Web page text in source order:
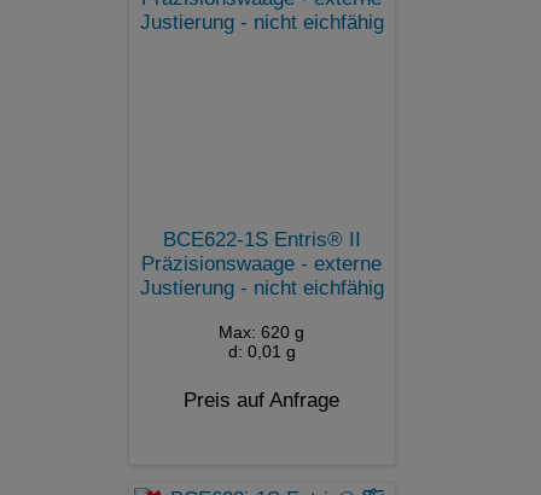
BCE622-1S Entris® II
Präzisionswaage - externe
Justierung - nicht eichfähig
Max: 620 g
d: 0,01 g
Preis auf Anfrage